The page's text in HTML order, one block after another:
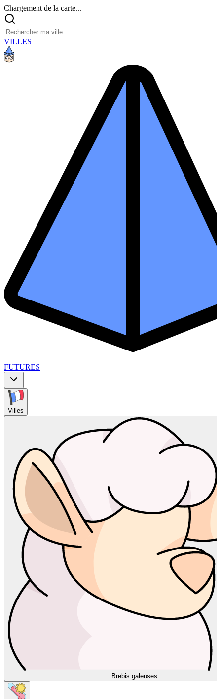
Chargement de la carte...
VILLES
FUTURES
Villes
Brebis galeuses